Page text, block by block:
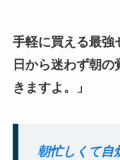
手軽に買える最強
日から迷わず朝
きますよ。」
朝忙しくて自